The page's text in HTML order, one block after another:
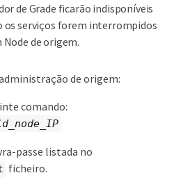
de Grade ficarão indisponíveis
os serviços forem interrompidos
Node de origem.
de origem:
comando:
passe listada no
ficheiro.